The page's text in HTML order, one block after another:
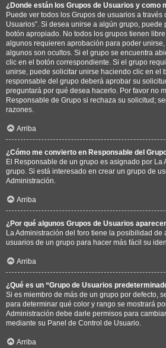
¿Donde están los Grupos de Usuarios y como
Puede ver todos los Grupos de usuarios a través
Usuarios”. Si desea unirse a algún grupo,
botón apropiado. No todos los grupos tienen
algunos requieren aprobación para poder
algunos son ocultos. Si el grupo se encuentra
clic en el botón correspondiente. Si el grupo
unirse, puede solicitar unirse haciendo clic en el
responsable del grupo deberá aprobar su
preguntará por qué desea hacerlo. Por favor no
Responsable de Grupo si rechaza su solicitud;
razones.
Arriba
¿Cómo me convierto en Responsable del
El Responsable de un grupo es asignado por La
grupo. Si está interesado en crear un grupo de
Administración.
Arriba
¿Por qué algunos Grupos de Usuarios
La Administración del foro tiene la posibilidad de
usuarios de un grupo para hacer más fácil su
Arriba
¿Qué es un “Grupo de Usuarios
Si es miembro de más de un grupo por defecto,
para determinar qué color y rango se mostrará
Administración debe darle permisos para
mediante su Panel de Control de Usuario.
Arriba